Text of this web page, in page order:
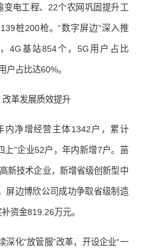
电工程、22个农网巩固提升工
桩200枪。“数字屏边”深入推
4G基站854个，5G用户占比
户占比达60%。
改革发展质效提升
内净增经营主体1342户，累计
上”企业52户，年内新增7户。苗
新技术企业，新增省级创新型中
屏边博欣公司成功争取省级制造
资金819.26万元。
深化“放管服”改革，开设企业“一